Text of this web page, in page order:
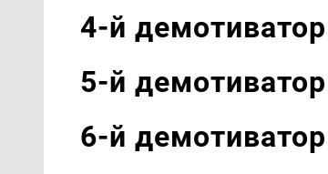
4-й
5-й
6-й